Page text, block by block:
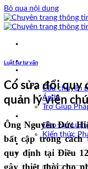
Bỏ qua nội dung
Trang chủ
Vấn đề pháp lý
Câu chuyện
Án lệ
Trợ Giúp
Đào tạo Luật
Kiến thức
Kinh nghiệm – Kỹ
Tin tức pháp luật
Luật sư tư vấn
Có sửa đổi quy
quản lý viên
Ông Nguyễn Đức
bất cập trong cách
quy định tại Điều
gây thiệt thòi cho